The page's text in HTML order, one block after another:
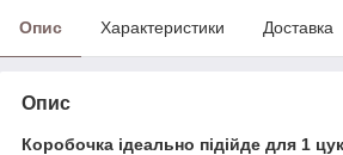
Опис Характеристики Доставка
Опис
Коробочка ідеально підійде для 1